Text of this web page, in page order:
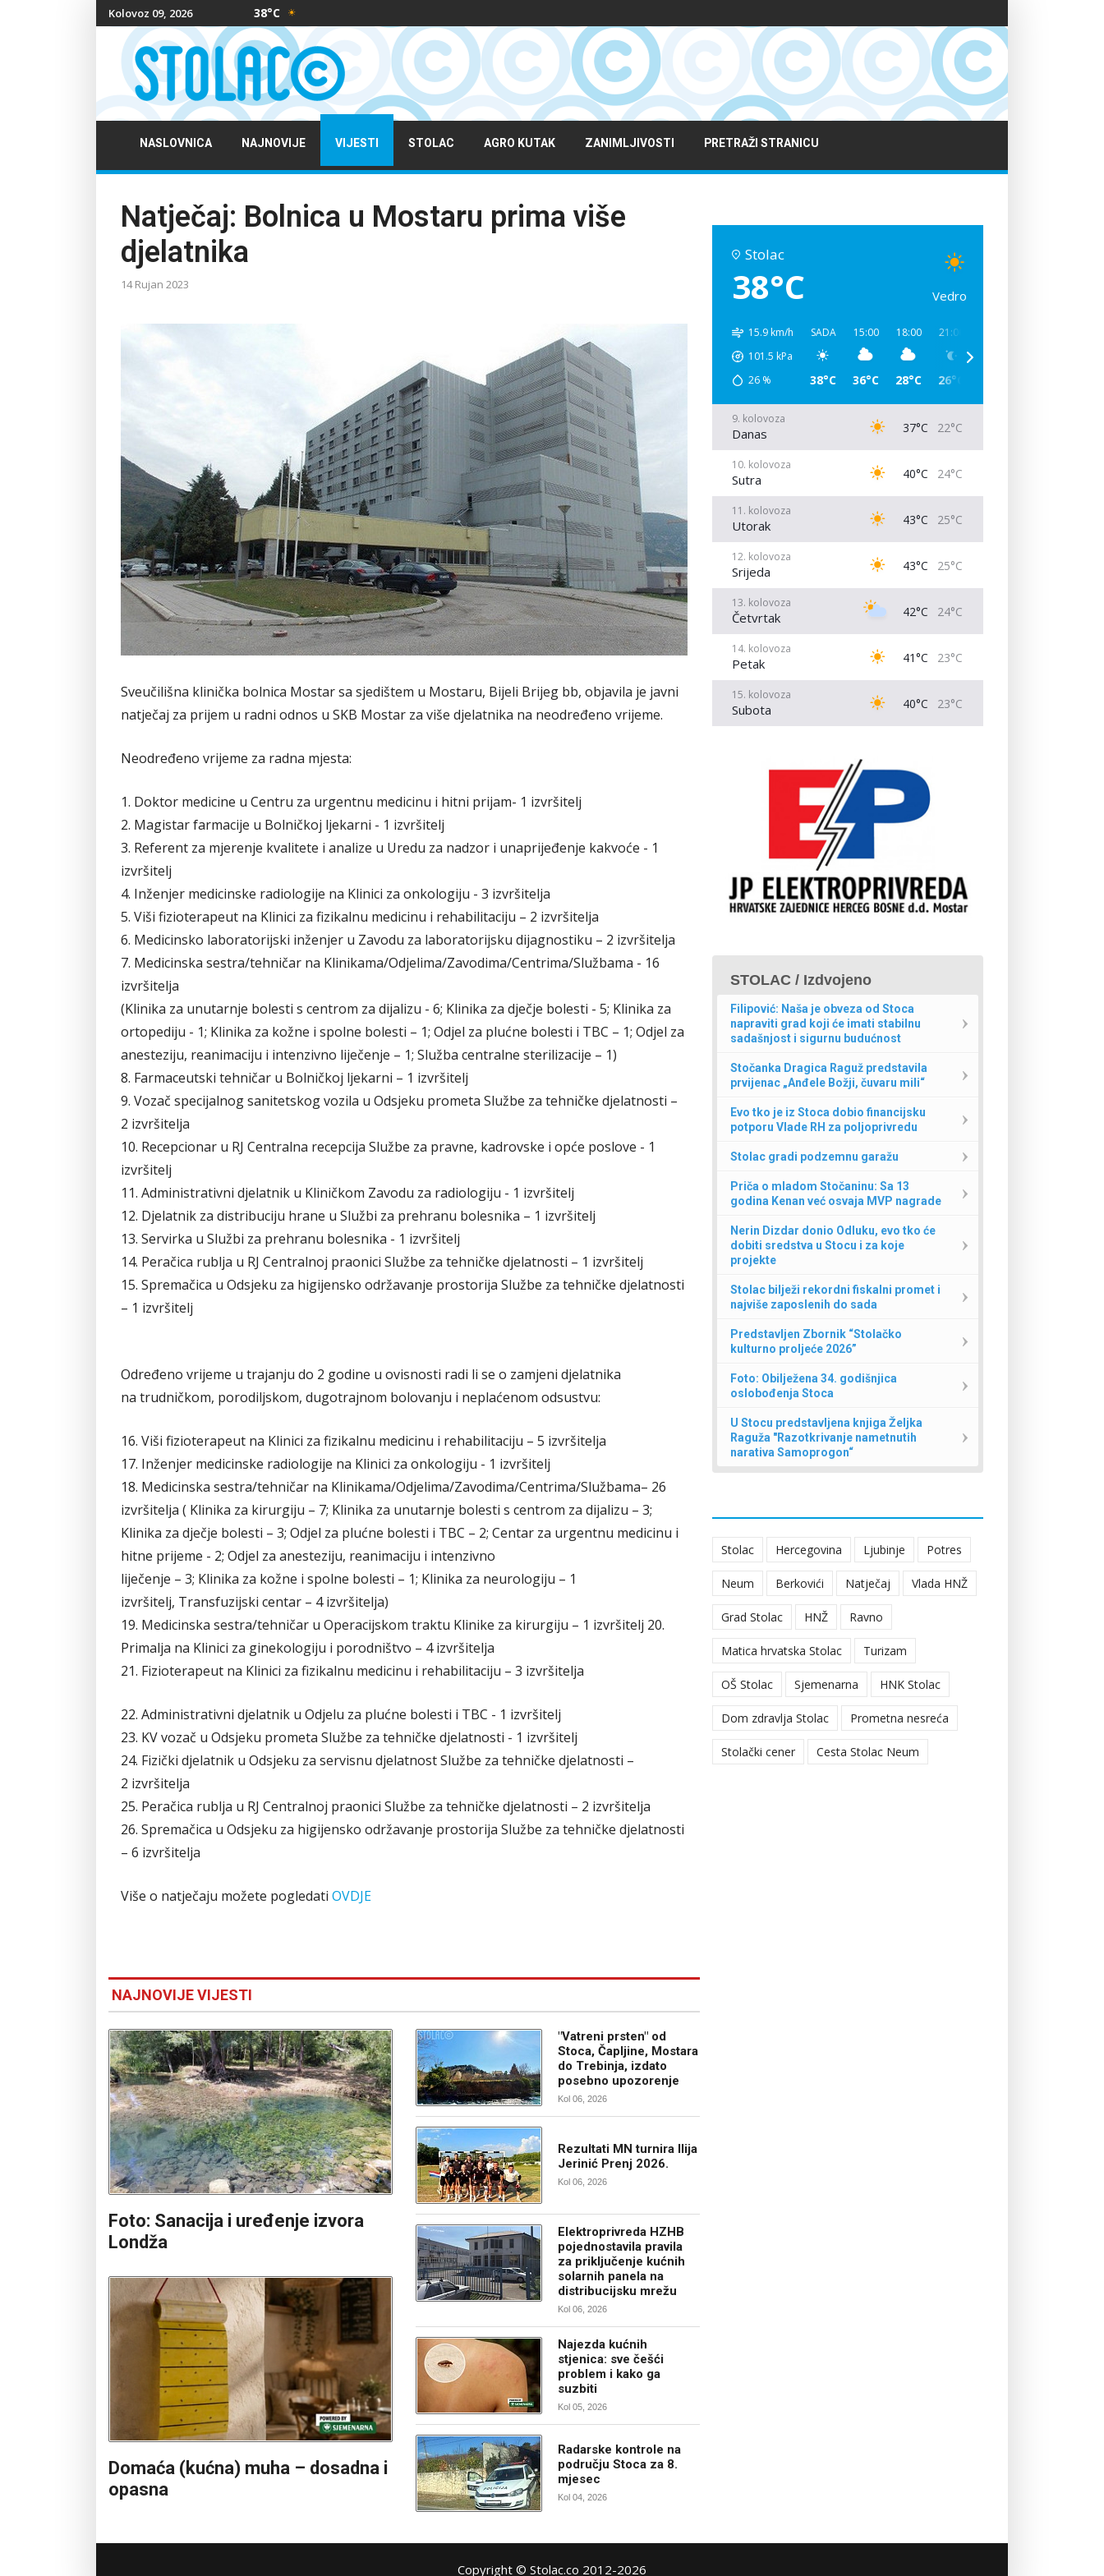
Kolovoz 09, 2026 38°C
NASLOVNICA NAJNOVIJE VIJESTI STOLAC AGRO KUTAK ZANIMLJIVOSTI PRETRAŽI STRANICU
Natječaj: Bolnica u Mostaru prima više
djelatnika
14 Rujan 2023
Sveučilišna klinička bolnica Mostar sa sjedištem u Mostaru, Bijeli Brijeg bb, objavila je javni
natječaj za prijem u radni odnos u SKB Mostar za više djelatnika na neodređeno vrijeme.
Neodređeno vrijeme za radna mjesta:
1. Doktor medicine u Centru za urgentnu medicinu i hitni prijam- 1 izvršitelj
2. Magistar farmacije u Bolničkoj ljekarni - 1 izvršitelj
3. Referent za mjerenje kvalitete i analize u Uredu za nadzor i unaprijeđenje kakvoće - 1
izvršitelj
4. Inženjer medicinske radiologije na Klinici za onkologiju - 3 izvršitelja
5. Viši fizioterapeut na Klinici za fizikalnu medicinu i rehabilitaciju – 2 izvršitelja
6. Medicinsko laboratorijski inženjer u Zavodu za laboratorijsku dijagnostiku – 2 izvršitelja
7. Medicinska sestra/tehničar na Klinikama/Odjelima/Zavodima/Centrima/Službama - 16
izvršitelja
(Klinika za unutarnje bolesti s centrom za dijalizu - 6; Klinika za dječje bolesti - 5; Klinika za
ortopediju - 1; Klinika za kožne i spolne bolesti – 1; Odjel za plućne bolesti i TBC – 1; Odjel za
anesteziju, reanimaciju i intenzivno liječenje – 1; Služba centralne sterilizacije – 1)
8. Farmaceutski tehničar u Bolničkoj ljekarni – 1 izvršitelj
9. Vozač specijalnog sanitetskog vozila u Odsjeku prometa Službe za tehničke djelatnosti –
2 izvršitelja
10. Recepcionar u RJ Centralna recepcija Službe za pravne, kadrovske i opće poslove - 1
izvršitelj
11. Administrativni djelatnik u Kliničkom Zavodu za radiologiju - 1 izvršitelj
12. Djelatnik za distribuciju hrane u Službi za prehranu bolesnika – 1 izvršitelj
13. Servirka u Službi za prehranu bolesnika - 1 izvršitelj
14. Peračica rublja u RJ Centralnoj praonici Službe za tehničke djelatnosti – 1 izvršitelj
15. Spremačica u Odsjeku za higijensko održavanje prostorija Službe za tehničke djelatnosti
– 1 izvršitelj
Određeno vrijeme u trajanju do 2 godine u ovisnosti radi li se o zamjeni djelatnika
na trudničkom, porodiljskom, dugotrajnom bolovanju i neplaćenom odsustvu:
16. Viši fizioterapeut na Klinici za fizikalnu medicinu i rehabilitaciju – 5 izvršitelja
17. Inženjer medicinske radiologije na Klinici za onkologiju - 1 izvršitelj
18. Medicinska sestra/tehničar na Klinikama/Odjelima/Zavodima/Centrima/Službama– 26
izvršitelja ( Klinika za kirurgiju – 7; Klinika za unutarnje bolesti s centrom za dijalizu – 3;
Klinika za dječje bolesti – 3; Odjel za plućne bolesti i TBC – 2; Centar za urgentnu medicinu i
hitne prijeme - 2; Odjel za anesteziju, reanimaciju i intenzivno
liječenje – 3; Klinika za kožne i spolne bolesti – 1; Klinika za neurologiju – 1
izvršitelj, Transfuzijski centar – 4 izvršitelja)
19. Medicinska sestra/tehničar u Operacijskom traktu Klinike za kirurgiju – 1 izvršitelj 20.
Primalja na Klinici za ginekologiju i porodništvo – 4 izvršitelja
21. Fizioterapeut na Klinici za fizikalnu medicinu i rehabilitaciju – 3 izvršitelja
22. Administrativni djelatnik u Odjelu za plućne bolesti i TBC - 1 izvršitelj
23. KV vozač u Odsjeku prometa Službe za tehničke djelatnosti - 1 izvršitelj
24. Fizički djelatnik u Odsjeku za servisnu djelatnost Službe za tehničke djelatnosti –
2 izvršitelja
25. Peračica rublja u RJ Centralnoj praonici Službe za tehničke djelatnosti – 2 izvršitelja
26. Spremačica u Odsjeku za higijensko održavanje prostorija Službe za tehničke djelatnosti
– 6 izvršitelja
Više o natječaju možete pogledati OVDJE
NAJNOVIJE VIJESTI
Foto: Sanacija i uređenje izvora
Londža
Domaća (kućna) muha – dosadna i
opasna
"Vatreni prsten" od
Stoca, Čapljine, Mostara
do Trebinja, izdato
posebno upozorenje
Kol 06, 2026
Rezultati MN turnira Ilija
Jerinić Prenj 2026.
Kol 06, 2026
Elektroprivreda HZHB
pojednostavila pravila
za priključenje kućnih
solarnih panela na
distribucijsku mrežu
Kol 06, 2026
Najezda kućnih
stjenica: sve češći
problem i kako ga
suzbiti
Kol 05, 2026
Radarske kontrole na
području Stoca za 8.
mjesec
Kol 04, 2026
Stolac
38°C Vedro
15.9 km/h
101.5 kPa
26 %
SADA
38°C
15:00
36°C
18:00
28°C
21:00
26°C
9. kolovoza
Danas 37°C 22°C
10. kolovoza
Sutra 40°C 24°C
11. kolovoza
Utorak 43°C 25°C
12. kolovoza
Srijeda 43°C 25°C
13. kolovoza
Četvrtak 42°C 24°C
14. kolovoza
Petak 41°C 23°C
15. kolovoza
Subota 40°C 23°C
STOLAC / Izdvojeno
Filipović: Naša je obveza od Stoca
napraviti grad koji će imati stabilnu
sadašnjost i sigurnu budućnost
Stočanka Dragica Raguž predstavila
prvijenac „Anđele Božji, čuvaru mili“
Evo tko je iz Stoca dobio financijsku
potporu Vlade RH za poljoprivredu
Stolac gradi podzemnu garažu
Priča o mladom Stočaninu: Sa 13
godina Kenan već osvaja MVP nagrade
Nerin Dizdar donio Odluku, evo tko će
dobiti sredstva u Stocu i za koje
projekte
Stolac bilježi rekordni fiskalni promet i
najviše zaposlenih do sada
Predstavljen Zbornik “Stolačko
kulturno proljeće 2026”
Foto: Obilježena 34. godišnjica
oslobođenja Stoca
U Stocu predstavljena knjiga Željka
Raguža "Razotkrivanje nametnutih
narativa Samoprogon“
Stolac Hercegovina Ljubinje Potres
Neum Berkovići Natječaj Vlada HNŽ
Grad Stolac HNŽ Ravno
Matica hrvatska Stolac Turizam
OŠ Stolac Sjemenarna HNK Stolac
Dom zdravlja Stolac Prometna nesreća
Stolački cener Cesta Stolac Neum
Copyright © Stolac.co 2012-2026